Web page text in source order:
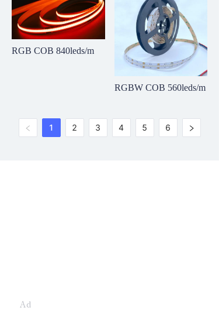
RGB COB 840leds/m
RGBW COB 560leds/m
1 2 3 4 5 6
Ad